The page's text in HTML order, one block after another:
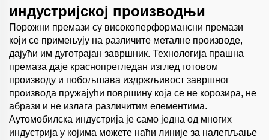
индустријској производњи
Порожни премази су високоперформансни премази
који се примењују на различите металне производе,
дајући им дуготрајан завршник. Технологија прашна
премаза даје краснопрегледан изглед готовом
производу и побољшава издржљивост завршног
производа пружајући површину која се не корозира, не
абрази и не излага различитим елементима.
Аутомобилска индустрија је само једна од многих
индустрија у којима можете наћи линије за налепљање